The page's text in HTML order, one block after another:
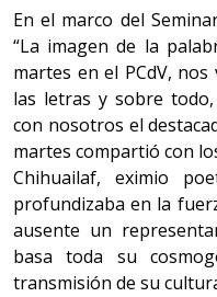
En el marco del
“La imagen de la
martes en el PCdV,
las letras y sobre
con nosotros el
martes compartió con
Chihuailaf, eximio
profundizaba en la
ausente un
basa toda su
transmisión de su